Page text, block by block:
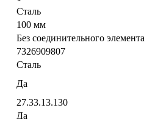
Сталь
100 мм
Без соединительного элемента
7326909807
Сталь
Да
27.33.13.130
Да